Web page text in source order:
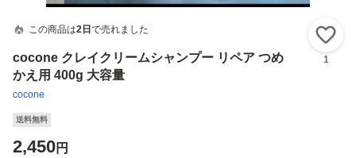
この商品は2日 で売れました
cocone クレイクリームシャンプー リペア つめ
かえ用 400g 大容量
cocone
1
送料無料
2,450円